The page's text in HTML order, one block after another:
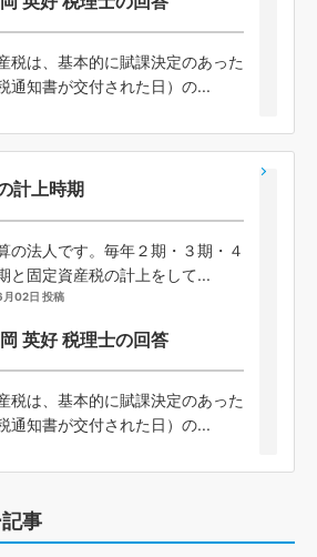
税は、基本的に賦課決定のあった
通知書が交付された日）の...
計上時期
の法人です。毎年２期・３期・４
と固定資産税の計上をして...
02日 投稿
英好 税理士の回答
税は、基本的に賦課決定のあった
通知書が交付された日）の...
事